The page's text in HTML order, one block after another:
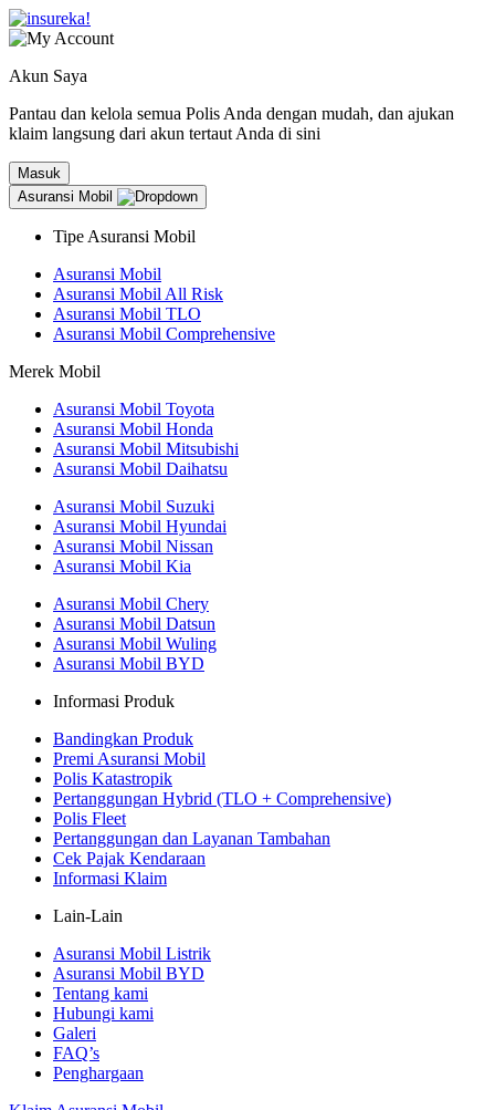
Akun Saya
Pantau dan kelola semua Polis Anda dengan mudah, dan ajukan
klaim langsung dari akun tertaut Anda di sini
Masuk
Asuransi Mobil
Tipe Asuransi Mobil
Asuransi Mobil
Asuransi Mobil All Risk
Asuransi Mobil TLO
Asuransi Mobil Comprehensive
Merek Mobil
Asuransi Mobil Toyota
Asuransi Mobil Honda
Asuransi Mobil Mitsubishi
Asuransi Mobil Daihatsu
Asuransi Mobil Suzuki
Asuransi Mobil Hyundai
Asuransi Mobil Nissan
Asuransi Mobil Kia
Asuransi Mobil Chery
Asuransi Mobil Datsun
Asuransi Mobil Wuling
Asuransi Mobil BYD
Informasi Produk
Bandingkan Produk
Premi Asuransi Mobil
Polis Katastropik
Pertanggungan Hybrid (TLO + Comprehensive)
Polis Fleet
Pertanggungan dan Layanan Tambahan
Cek Pajak Kendaraan
Informasi Klaim
Lain-Lain
Asuransi Mobil Listrik
Asuransi Mobil BYD
Tentang kami
Hubungi kami
Galeri
FAQ’s
Penghargaan